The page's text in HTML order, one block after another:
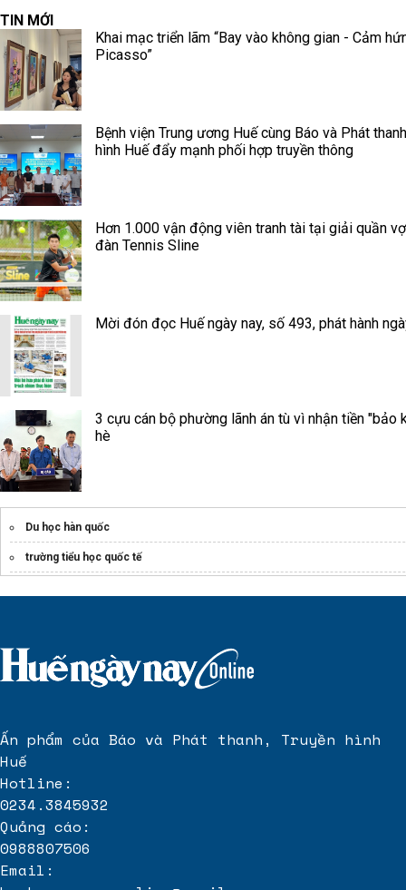
TIN MỚI
Khai mạc triển lãm “Bay vào không gian - Cảm
Picasso”
Bệnh viện Trung ương Huế cùng Báo và Phát
hình Huế đẩy mạnh phối hợp truyền thông
Hơn 1.000 vận động viên tranh tài tại giải quần
đàn Tennis Sline
Mời đón đọc Huế ngày nay, số 493, phát hành
3 cựu cán bộ phường lãnh án tù vì nhận tiền "bảo
hè
Du học hàn quốc
trường tiểu học quốc tế
Ấn phẩm của Báo và Phát thanh, Truyền hình
Huế
Hotline:
0234.3845932
Quảng cáo:
0988807506
Email: